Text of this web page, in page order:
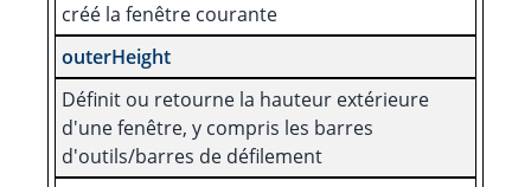
créé la fenêtre courante
outerHeight
Définit ou retourne la hauteur extérieure
d'une fenêtre, y compris les barres
d'outils/barres de défilement